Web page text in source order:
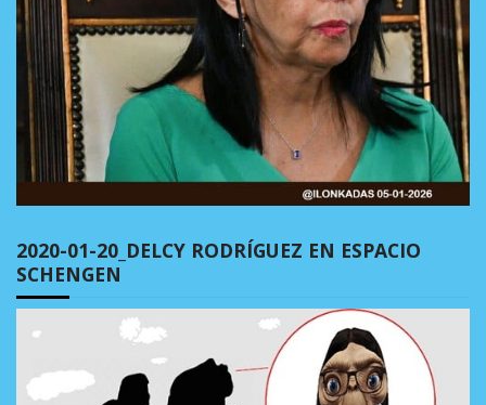
2020-01-20_DELCY RODRÍGUEZ EN ESPACIO
SCHENGEN